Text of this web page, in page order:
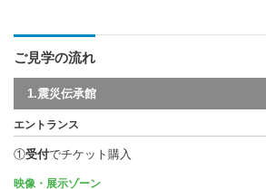
ご見学の流れ
1.震災伝承館
エントランス
①受付でチケット購入
映像・展示ゾーン